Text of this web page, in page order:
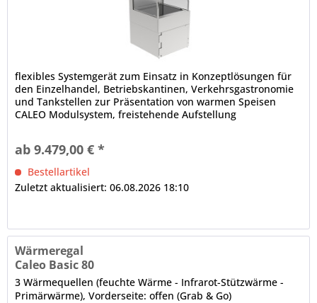
flexibles Systemgerät zum Einsatz in Konzeptlösungen für
den Einzelhandel, Betriebskantinen, Verkehrsgastronomie
und Tankstellen zur Präsentation von warmen Speisen
CALEO Modulsystem, freistehende Aufstellung
hitzebeständig Ausstellfläche in Schwarzglas mit...
ab 9.479,00 € *
Bestellartikel
Zuletzt aktualisiert: 06.08.2026 18:10
Wärmeregal
Caleo Basic 80
3 Wärmequellen (feuchte Wärme - Infrarot-Stützwärme -
Primärwärme), Vorderseite: offen (Grab & Go)